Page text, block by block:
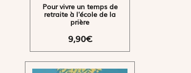
Pour vivre un temps de
retraite à l'école de la
prière
9,90€